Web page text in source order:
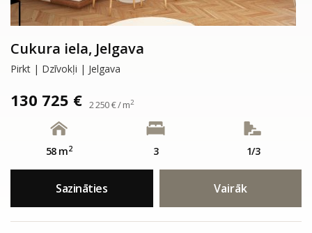
Cukura iela, Jelgava
Pirkt | Dzīvokļi | Jelgava
130 725 € 2 250 € / m2
58 m2 3 1/3
Sazināties Vairāk